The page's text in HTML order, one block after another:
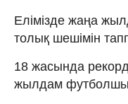
Елімізде жаңа
толық шешімін
18 жасында
жылдам футболшы